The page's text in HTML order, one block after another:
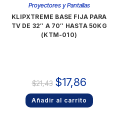
Proyectores y Pantallas
KLIPXTREME BASE FIJA PARA
TV DE 32″ A 70″ HASTA 50KG
(KTM-010)
$21,43 $17,86
Añadir al carrito